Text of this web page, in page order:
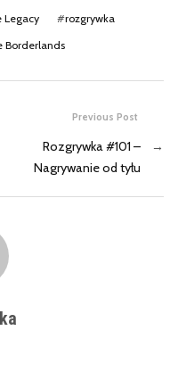
Legacy #rozgrywka
Borderlands
Previous Post
Rozgrywka #101 –
Nagrywanie od tyłu
→